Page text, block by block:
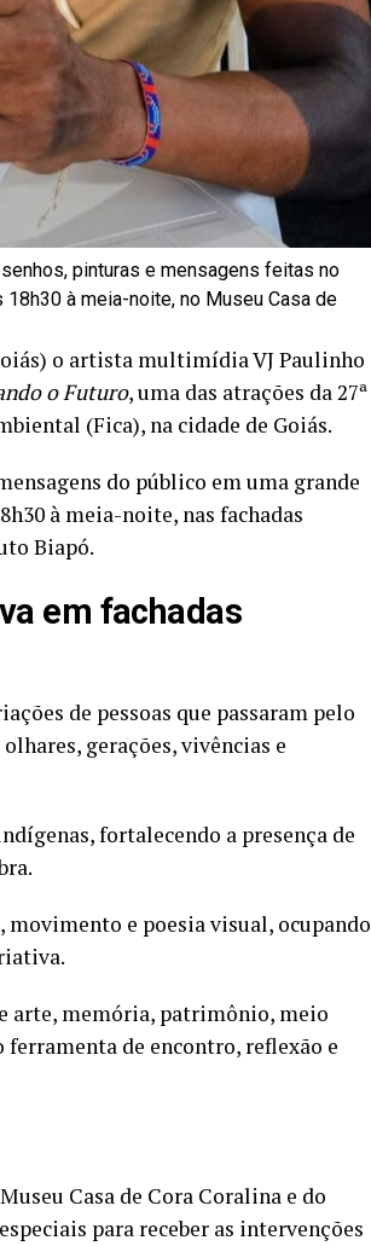
pinturas e mensagens feitas no
à meia-noite, no Museu Casa de
o artista multimídia VJ Paulinho
o Futuro, uma das atrações da 27ª
(Fica), na cidade de Goiás.
do público em uma grande
à meia-noite, nas fachadas
Biapó.
em fachadas
de pessoas que passaram pelo
gerações, vivências e
fortalecendo a presença de
movimento e poesia visual, ocupando
arte, memória, patrimônio, meio
de encontro, reflexão e
Casa de Cora Coralina e do
para receber as intervenções